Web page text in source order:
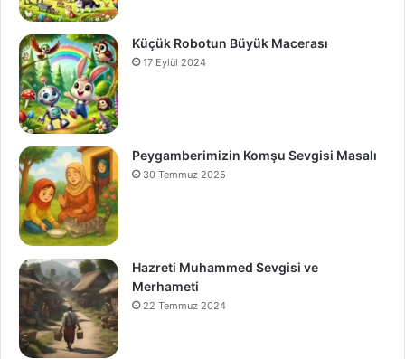
Küçük Robotun Büyük Macerası
17 Eylül 2024
Peygamberimizin Komşu Sevgisi Masalı
30 Temmuz 2025
Hazreti Muhammed Sevgisi ve
Merhameti
22 Temmuz 2024